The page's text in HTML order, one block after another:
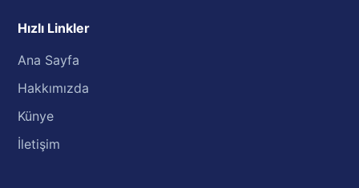
Hızlı Linkler
Ana Sayfa
Hakkımızda
Künye
İletişim